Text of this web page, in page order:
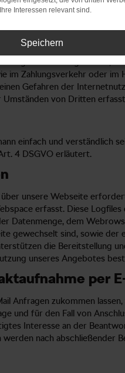
dieser
Die Erhebung und
personenbezogenen Daten
auf freiwilliger Basis,
im Zahlungsverkehr oder im
Gefahren der
von Dritten
einfach und verständlich
4 DSGVO erläutert.
unsere Webseite
erfasst. Diese
Datenmenge, dem
gewechselt sind, sowie
die Bereitstellung
unseres Angebotes
per
Anfragen zukommen
und für den Fall von
Interesse an der
werden nach
Interessen relevant sind.
Speichern